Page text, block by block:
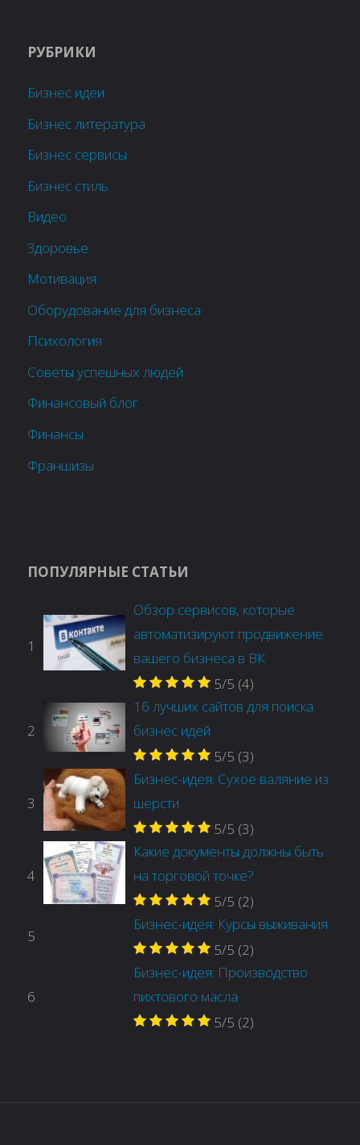
РУБРИКИ
Бизнес идеи
Бизнес литература
Бизнес сервисы
Бизнес стиль
Видео
Здоровье
Мотивация
Оборудование для бизнеса
Психология
Советы успешных людей
Финансовый блог
Финансы
Франшизы
ПОПУЛЯРНЫЕ СТАТЬИ
1
Обзор сервисов, которые
автоматизируют продвижение
вашего бизнеса в ВК
5/5 (4)
2
16 лучших сайтов для поиска
бизнес идей
5/5 (3)
3
Бизнес-идея: Сухое валяние из
шерсти
5/5 (3)
4
Какие документы должны быть
на торговой точке?
5/5 (2)
5
Бизнес-идея: Курсы выживания
5/5 (2)
6
Бизнес-идея: Производство
пихтового масла
5/5 (2)